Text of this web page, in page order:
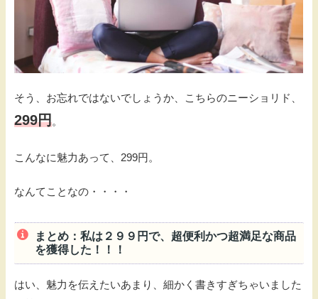
そう、お忘れではないでしょうか、こちらのニーショリド、
299円。
こんなに魅力あって、299円。
なんてことなの・・・・
まとめ：私は２９９円で、超便利かつ超満足な商品
を獲得した！！！
はい、魅力を伝えたいあまり、細かく書きすぎちゃいました